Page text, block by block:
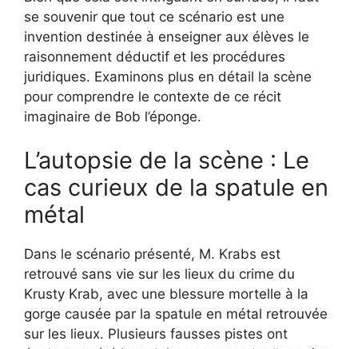
se souvenir que tout ce scénario est une
invention destinée à enseigner aux élèves le
raisonnement déductif et les procédures
juridiques. Examinons plus en détail la scène
pour comprendre le contexte de ce récit
imaginaire de Bob l’éponge.
L’autopsie de la scène : Le
cas curieux de la spatule en
métal
Dans le scénario présenté, M. Krabs est
retrouvé sans vie sur les lieux du crime du
Krusty Krab, avec une blessure mortelle à la
gorge causée par la spatule en métal retrouvée
sur les lieux. Plusieurs fausses pistes ont